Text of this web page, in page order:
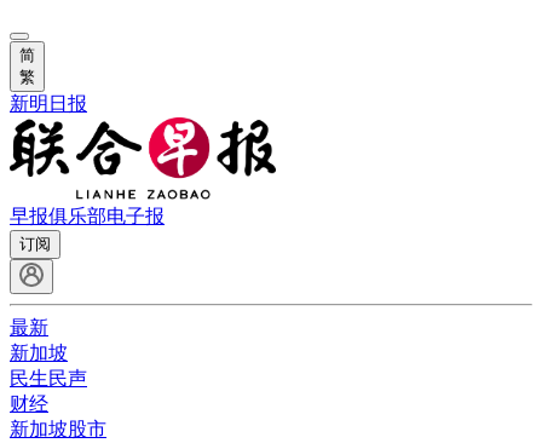
简
繁
新明日报
早报俱乐部电子报
订阅
最新
新加坡
民生民声
财经
新加坡股市